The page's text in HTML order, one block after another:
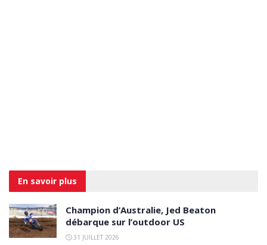
En savoir plus
Champion d’Australie, Jed Beaton
débarque sur l’outdoor US
31 JUILLET 2026